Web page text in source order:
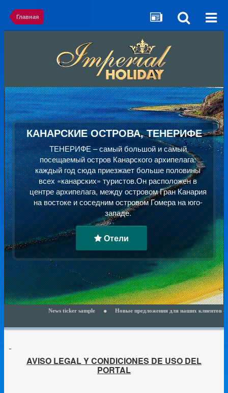
Главная
КАНАРСКИЕ ОСТРОВА, ТЕНЕРИФЕ
ТЕНЕРИФЕ – самый большой и самый
посещаемый остров Канарского архипелага:
каждый год сюда приезжает больше половины
всех «канарских» туристов.Он расположен в
центре архипелага, между островом Гран Канария
на востоке и соседним островом Гомера на юго-
западе.
Отели
News ticker sample Новые предложения для наших клиентов - читайте
AVISO LEGAL Y CONDICIONES DE USO DEL
PORTAL